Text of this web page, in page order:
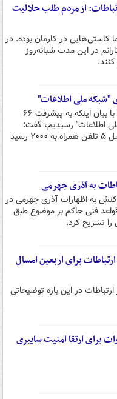
از مردم طلب حلالیت
کاستی‌هایی در کارمان بوده. در
در این مدت شبانه‌روز
وزیر سابق ارتباطات با بیان اینکه به پیشرفت ۶۶
اطلاعات" رسیدیم، گفت:
تعداد سایت‌های نسل ۵ تلفن همراه به ۲۰۰۰ رسید
به آذری جهرمی
به اظهارات آذری جهرمی در
فنی حاکم بر موضوع طبق
را تشریح کرد.
برای اربعین امسال
در این باره توضیحاتی
برای ارتقا امنیت سایبری